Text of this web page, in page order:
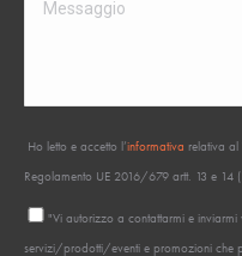
Ho letto e accetto l’informativa relativa al
Regolamento UE 2016/679 artt. 13 e 14
"Vi autorizzo a contattarmi e inviarmi
servizi/prodotti/eventi e promozioni che